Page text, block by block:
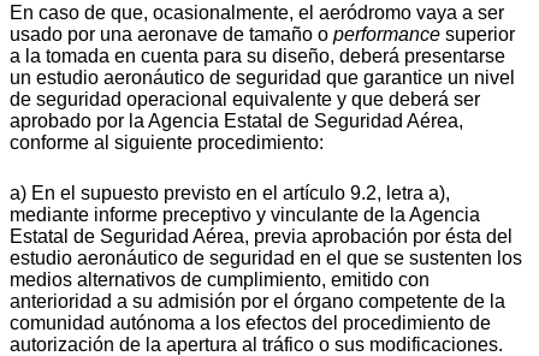
En caso de que, ocasionalmente, el aeródromo vaya a ser
usado por una aeronave de tamaño o performance superior
a la tomada en cuenta para su diseño, deberá presentarse
un estudio aeronáutico de seguridad que garantice un nivel
de seguridad operacional equivalente y que deberá ser
aprobado por la Agencia Estatal de Seguridad Aérea,
conforme al siguiente procedimiento:
a) En el supuesto previsto en el artículo 9.2, letra a),
mediante informe preceptivo y vinculante de la Agencia
Estatal de Seguridad Aérea, previa aprobación por ésta del
estudio aeronáutico de seguridad en el que se sustenten los
medios alternativos de cumplimiento, emitido con
anterioridad a su admisión por el órgano competente de la
comunidad autónoma a los efectos del procedimiento de
autorización de la apertura al tráfico o sus modificaciones.